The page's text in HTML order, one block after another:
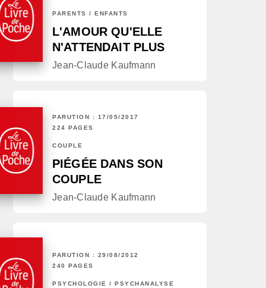
PARENTS / ENFANTS
L'AMOUR QU'ELLE
N'ATTENDAIT PLUS
Jean-Claude Kaufmann
PARUTION : 17/05/2017
224 PAGES
COUPLE
PIÉGÉE DANS SON
COUPLE
Jean-Claude Kaufmann
PARUTION : 29/08/2012
240 PAGES
PSYCHOLOGIE / PSYCHANALYSE